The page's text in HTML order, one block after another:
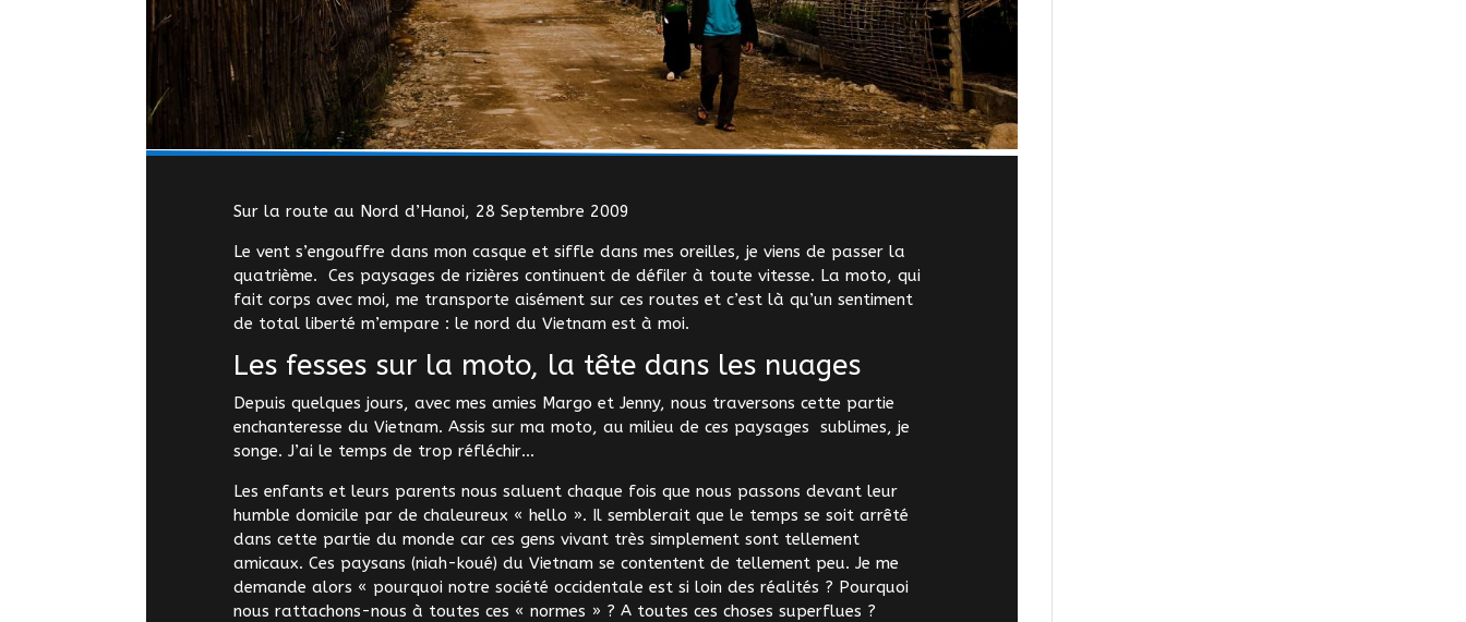
Sur la route au Nord d’Hanoi, 28 Septembre 2009
Le vent s’engouffre dans mon casque et siffle dans mes oreilles, je viens de passer la
quatrième. Ces paysages de rizières continuent de défiler à toute vitesse. La moto, qui
fait corps avec moi, me transporte aisément sur ces routes et c’est là qu’un sentiment
de total liberté m’empare : le nord du Vietnam est à moi.
Les fesses sur la moto, la tête dans les nuages
Depuis quelques jours, avec mes amies Margo et Jenny, nous traversons cette partie
enchanteresse du Vietnam. Assis sur ma moto, au milieu de ces paysages sublimes, je
songe. J’ai le temps de trop réfléchir…
Les enfants et leurs parents nous saluent chaque fois que nous passons devant leur
humble domicile par de chaleureux « hello ». Il semblerait que le temps se soit arrêté
dans cette partie du monde car ces gens vivant très simplement sont tellement
amicaux. Ces paysans (niah-koué) du Vietnam se contentent de tellement peu. Je me
demande alors « pourquoi notre société occidentale est si loin des réalités ? Pourquoi
nous rattachons-nous à toutes ces « normes » ? A toutes ces choses superflues ?